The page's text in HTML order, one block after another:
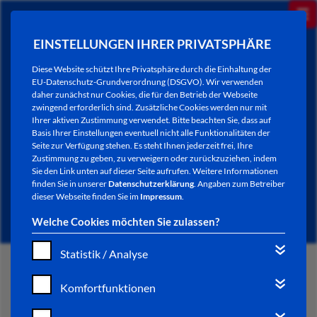
EINSTELLUNGEN IHRER PRIVATSPHÄRE
Diese Website schützt Ihre Privatsphäre durch die Einhaltung der
EU-Datenschutz-Grundverordnung (DSGVO). Wir verwenden
daher zunächst nur Cookies, die für den Betrieb der Webseite
zwingend erforderlich sind. Zusätzliche Cookies werden nur mit
Ihrer aktiven Zustimmung verwendet. Bitte beachten Sie, dass auf
Basis Ihrer Einstellungen eventuell nicht alle Funktionalitäten der
Seite zur Verfügung stehen. Es steht Ihnen jederzeit frei, Ihre
Zustimmung zu geben, zu verweigern oder zurückzuziehen, indem
Sie den Link unten auf dieser Seite aufrufen. Weitere Informationen
finden Sie in unsererDatenschutzerklärung. Angaben zum Betreiber
dieser Webseite finden Sie im Impressum.
Welche Cookies möchten Sie zulassen?
Statistik / Analyse
Komfortfunktionen
NEWSLETTER / CITY LETTER
START